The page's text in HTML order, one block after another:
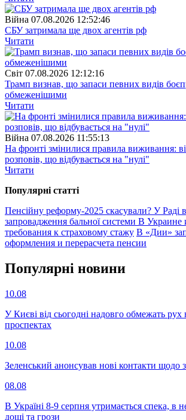
Війна 07.08.2026 12:52:46
СБУ затримала ще двох агентів рф
Читати
Свiт 07.08.2026 12:12:16
Трамп визнав, що запаси певних видів
обмеженішими
Читати
Війна 07.08.2026 11:55:13
На фронті змінилися правила виживання:
розповів, що відбувається на "нулі"
Читати
Популярнi статтi
Пенсійну реформу-2025 скасували? У Раді
запровадження бальної системи В Украине
требования к страховому стажу В «Дии»
оформления и перерасчета пенсии
Популярнi новини
10.08
У Києві від сьогодні надовго обмежать рух
проспектах
10.08
Зеленський анонсував нові контакти щодо
08.08
В Україні 8-9 серпня утримається спека, в
дощі та грози